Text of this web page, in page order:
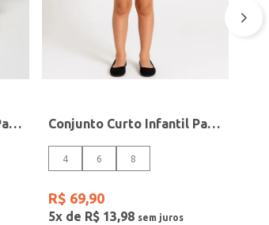
Conjunto Curto Infantil Para Bebê - VERDE Conjunto Curto Infantil Para Menina - PRETO
4 6 8
R$ 69,90
5x de R$ 13,98